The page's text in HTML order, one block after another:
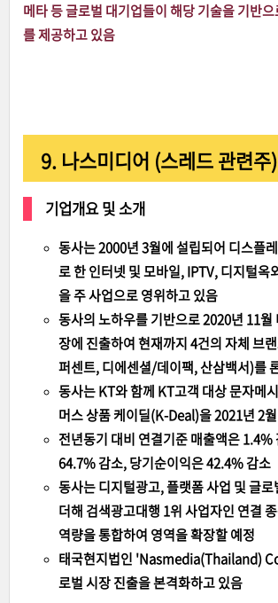
메타 등 글로벌 대기업들이 해당 기술을 기반
를 제공하고 있음
9. 나스미디어 (스레드 관련주)
기업개요 및 소개
동사는 2000년 3월에 설립되어 디스플
로 한 인터넷 및 모바일, IPTV, 디지털옥
을 주 사업으로 영위하고 있음
동사의 노하우를 기반으로 2020년 11월
장에 진출하여 현재까지 4건의 자체 브
퍼센트, 디에센셜/데이팩, 산삼백서)를
동사는 KT와 함께 KT고객 대상 문자메
머스 상품 케이딜(K-Deal)을 2021년 2
전년동기 대비 연결기준 매출액은 1.4%
64.7% 감소, 당기순이익은 42.4% 감소
동사는 디지털광고, 플랫폼 사업 및 글
더해 검색광고대행 1위 사업자인 연결
역량을 통합하여 영역을 확장할 예정
태국현지법인 'Nasmedia(Thailand)
로벌 시장 진출을 본격화하고 있음